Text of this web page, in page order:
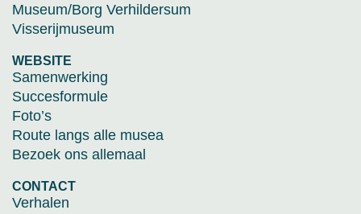
Museum/Borg Verhildersum
Visserijmuseum
WEBSITE
Samenwerking
Succesformule
Foto’s
Route langs alle musea
Bezoek ons allemaal
CONTACT
Verhalen